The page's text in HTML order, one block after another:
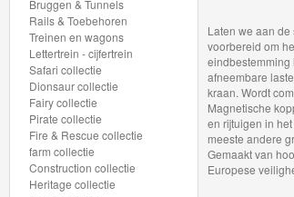
&
Road
Treinsets
Gebouwen
Bruggen
&
Laten we aan
voorbereid om
eindbestemming
afneembare
kraan. Wordt
Magnetische
en rijtuigen in
meeste andere
Gemaakt van
Europese
Bruggen & Tunnels
Rails & Toebehoren
Treinen en wagons
Lettertrein - cijfertrein
Safari collectie
Dionsaur collectie
Fairy collectie
Pirate collectie
Fire & Rescue collectie
farm collectie
Construction collectie
Heritage collectie